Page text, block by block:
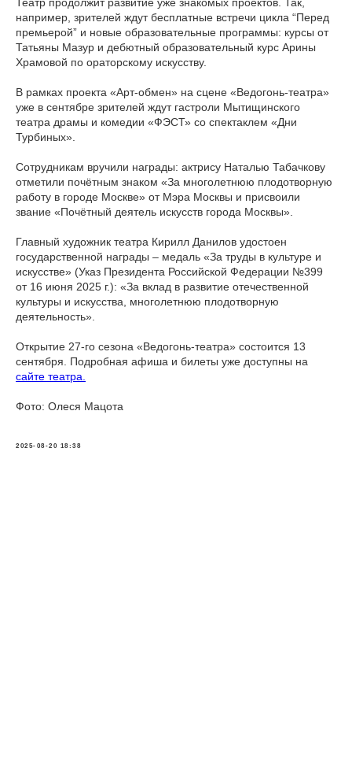
например, зрителей ждут бесплатные встречи цикла “Перед
премьерой” и новые образовательные программы: курсы от
Татьяны Мазур и дебютный образовательный курс Арины
Храмовой по ораторскому искусству.
В рамках проекта «Арт-обмен» на сцене «Ведогонь-театра»
уже в сентябре зрителей ждут гастроли Мытищинского
театра драмы и комедии «ФЭСТ» со спектаклем «Дни
Турбиных».
Сотрудникам вручили награды: актрису Наталью Табачкову
отметили почётным знаком «За многолетнюю плодотворную
работу в городе Москве» от Мэра Москвы и присвоили
звание «Почётный деятель искусств города Москвы».
Главный художник театра Кирилл Данилов удостоен
государственной награды – медаль «За труды в культуре и
искусстве» (Указ Президента Российской Федерации №399
от 16 июня 2025 г.): «За вклад в развитие отечественной
культуры и искусства, многолетнюю плодотворную
деятельность».
Открытие 27-го сезона «Ведогонь-театра» состоится 13
сентября. Подробная афиша и билеты уже доступны на
сайте театра.
Фото: Олеся Мацота
2025-08-20 18:38